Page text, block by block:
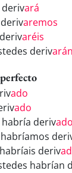
ará
aremos
aréis
derivarán
ado
ado
derivado
deriv
habrían